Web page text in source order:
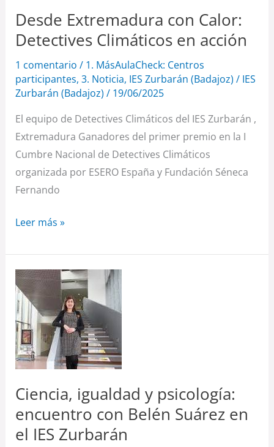
Desde Extremadura con Calor:
Detectives Climáticos en acción
1 comentario / 1. MásAulaCheck: Centros
participantes, 3. Noticia, IES Zurbarán (Badajoz) / IES
Zurbarán (Badajoz) / 19/06/2025
El equipo de Detectives Climáticos del IES Zurbarán ,
Extremadura Ganadores del primer premio en la I
Cumbre Nacional de Detectives Climáticos
organizada por ESERO España y Fundación Séneca
Fernando
acción
Leer más »
Ciencia, igualdad y psicología:
encuentro con Belén Suárez en
el IES Zurbarán
Ciencia,
igualdad
y
psicología:
encuentro
con
Suárez
en
el